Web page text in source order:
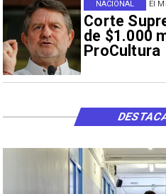
El
Corte
de $1.000
ProCultura
NACIONAL